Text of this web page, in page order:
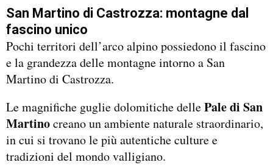
San Martino di Castrozza: montagne dal
fascino unico
Pochi territori dell’arco alpino possiedono il fascino
e la grandezza delle montagne intorno a San
Martino di Castrozza.
Le magnifiche guglie dolomitiche dellePale di San
Martinocreano un ambiente naturale straordinario,
in cui si trovano le più autentiche culture e
tradizioni del mondo valligiano.